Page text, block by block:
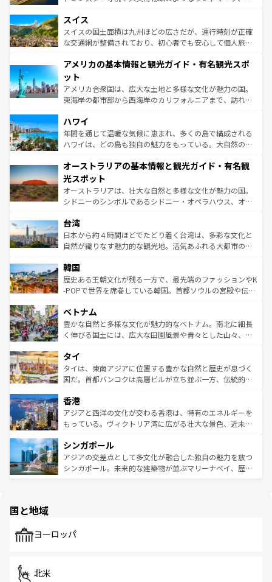
を参照してほしい。
は、お酒好きな人にはぜひ体験してほしい。 なお、新着の
ドイツ情報はコンテンツ一覧を参照してほしい。
リアごとに異なる魅力がある。また、優雅なアフタヌーン
ティー、ビール好きにはたまらない英国パブ、サッカー観
戦など、本場だからこそできる体験も豊富。イギリスを旅
ンツ一覧を参照してほしい。
スイス
スイスの国土面積は九州ほどの広さだが、運行時刻が正確
な交通網が整備されており、初心者でも安心して個人旅行
の建物がそのまま残る町や、スイスならではのユニークな
博物館もあり、アルプス観光だけでなく町歩きも満喫する
ことができる。国民の所得が高いため物価も高いが、旅行
者向けの交通パス提供のサービスもあり、うまく活用すれ
着のスイス情報は
アメリカの基本情報と観光ガイド・有名観光スポ
ット
アメリカ合衆国は、広大な土地と多様な文化が魅力の国。
東海岸の都市部から西海岸のカリフォルニアまで、訪れる
のような巨大都市は、観光、ショッピング、エンターテイ
ンメントが詰まった刺激的なスポットだ。一方、アメリカ
西部には大自然が広がり、グランドキャニオンやイエロー
部のニューオーリンズでは、音楽と美食が融合した独特の
文化が魅力。旅行者はアメリカの各地域で異なる魅力を楽
しみながら、その多様性と豊かな歴史を感じることができ
るだろう。車でのロードトリップや列車の旅も、アメリカ
情報は
ハワイ
年間を通じて温暖な気候に恵まれ、多くの島で構成される
ハワイは、どの島も独自の魅力をもっている。大自然の神
ワイ島は見逃せない。また、定番の観光地といえばオアフ
島だが、静かな自然を求めるならマウイ島やカウアイ島が
おすすめ。エメラルドグリーンに輝く海をはじめ、豊かな
文化や歴史が息づいている。「アロハスピリット」と呼ば
人々、おいしいローカルフードやハワイアンミュージッ
ク、伝統的なフラダンスなど、すべてがハワイの魅力を彩
っている。訪れるたびに新しい発見と感動が待っているハ
はコンテンツ一覧
オーストラリアの基本情報と観光ガイド・有名観
光スポット
オーストラリアは、壮大な自然と多様な文化が魅力の国。
シドニーのシンボルであるシドニー・オペラハウス、オー
リアリーフや大陸中央部にそびえるウルル（エアーズロッ
ク）、タスマニアの美しい原生林やケアンズの熱帯雨林な
ど、見どころがたくさん。また、カフェやワイン、オージ
いる。アクティビティも充実しており、サーフィンやダイ
ビング、ハイキングなど、アウトドア好きにはたまらな
い。オーストラリアの多彩な魅力を存分に味わいつくそ
参照してほしい。
台湾
日本から約４時間ほどでたどり着く台湾は、多彩な文化と
自然が織りなす魅力的な観光地。活気あふれる大都市の台
ン）、静ひつな山岳地帯である台湾東部など、都市の喧騒
と山間の静けさが共存しており、訪れる人に新しい発見と
驚きをもたらしてくれる。また、奥深い台湾の食文化も魅
容にもいいと評判のスイーツなど、バラエティ豊かな料理
が味わえる。 なお、新着の台湾情報は コンテンツ一覧を参
照してほしい。
韓国
歴史ある王朝文化が残る一方で、最先端のファッションやK
-POPで世界を席巻している韓国。首都ソウルの宮殿や伝統
き、地方に足を延ばせば四季折々の自然美を楽しむことが
できる。そして、キムチや焼肉、絶品のストリートフード
まで、さまざまな韓国料理が待っている。夜には、韓国な
リティに包まれながら、韓国の多彩な魅力を心ゆくまで味
わってみてほしい。 なお、新着の韓国情報はコンテンツ一
覧を参照してほしい。
ベトナム
豊かな自然と多様な文化が魅力的なベトナム。南北に細長
く伸びる国土には、広大な田園風景や青々とした山々、世
急速な発展と共に伝統が息づく。ハノイの古い町並みやホ
ーチミン市のフランス統治時代の建物も、独特の雰囲気を
醸し出している。また、バラエティの豊かさとおいしさで
とつ。フォーやバインミー、ベトナムコーヒーなどは、ぜ
ひ現地で味わいたい。どの地域を訪れてもあたたかい人々
が旅行者を迎えてくれるので、きっと忘れられない旅にな
参照してほしい。
タイ
タイは、東南アジアに位置する豊かな自然と歴史が息づく
国だ。首都バンコクは高層ビルが立ち並ぶ一方、伝統的な
の活気が交差している。北部ではチェンマイなどの山岳地
帯で自然と触れ合い、南部ではプーケットやクラビの美し
いビーチでリゾート気分を楽しむことができる。タイ料理
激する。気候は一年中温暖で、どの季節にも異なる楽しみ
が待っている。親しみやすいタイの人々、仏教を中心とし
た文化、そして多様な観光資源が、訪れる旅人を魅了し続
香港
アジアと西洋の文化が交わる香港は、特有のエネルギーを
もっている。ヴィクトリア湾に広がる壮大な景色、近未来
み、どこを訪れても感動するはず。観光スポットが密集し
ており、効率よく見どころを回れるのも魅力。息をのむよ
うな絶景から文化的な体験まで、香港を存分に楽しみ尽く
シンガポール
アジアの交差点として多文化が融合した独自の魅力を放つ
シンガポール。未来的な建築物が並ぶマリーナベイ、歴史
で、ホーカーズは地元の風情を楽しめる外せないスポット
国と地域
ヨーロッパ
北米